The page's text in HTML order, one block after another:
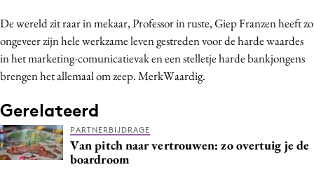
Programmatic
Purpose Marketing
Reputatie & crisis
De wereld zit raar in mekaar, Professor in ruste, Giep Franzen heeft zo
ongeveer zijn hele werkzame leven gestreden voor de harde waardes
in het marketing-comunicatievak en een stelletje harde bankjongens
brengen het allemaal om zeep. MerkWaardig.
Gerelateerd
PARTNERBIJDRAGE
Van pitch naar vertrouwen: zo overtuig je de
boardroom